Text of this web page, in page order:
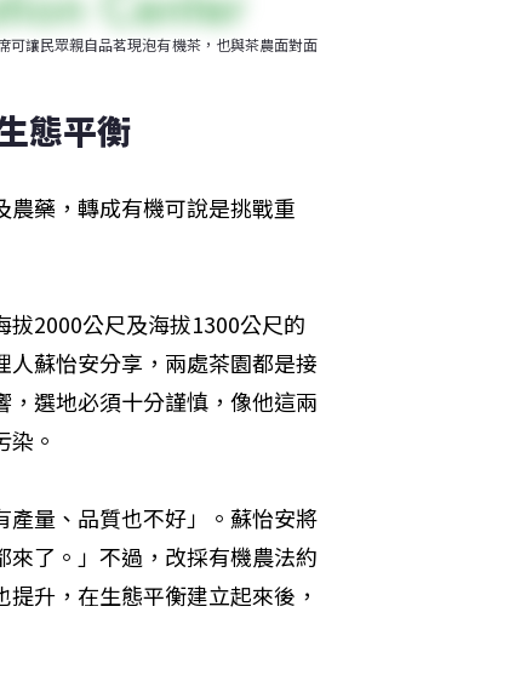
讓民眾親自品茗現泡有機茶，也與茶農面對面
態平衡
藥，轉成有機可說是挑戰重
2000公尺及海拔1300公尺的
蘇怡安分享，兩處茶園都是接
選地必須十分謹慎，像他這兩
。
量、品質也不好」。蘇怡安將
了。」不過，改採有機農法約
升，在生態平衡建立起來後，